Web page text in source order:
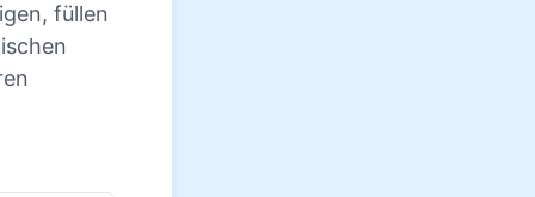
füllen